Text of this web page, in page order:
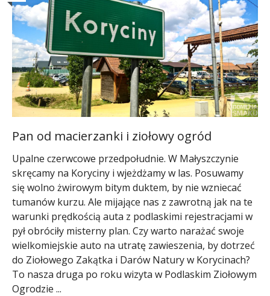
Pan od macierzanki i ziołowy ogród
Upalne czerwcowe przedpołudnie. W Małyszczynie
skręcamy na Koryciny i wjeżdżamy w las. Posuwamy
się wolno żwirowym bitym duktem, by nie wzniecać
tumanów kurzu. Ale mijające nas z zawrotną jak na te
warunki prędkością auta z podlaskimi rejestracjami w
pył obróciły misterny plan. Czy warto narażać swoje
wielkomiejskie auto na utratę zawieszenia, by dotrzeć
do Ziołowego Zakątka i Darów Natury w Korycinach?
To nasza druga po roku wizyta w Podlaskim Ziołowym
Ogrodzie ...